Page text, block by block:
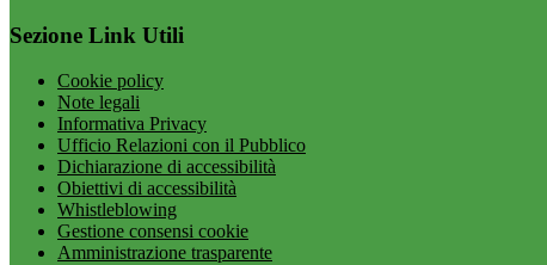
Sezione Link Utili
Cookie policy
Note legali
Informativa Privacy
Ufficio Relazioni con il Pubblico
Dichiarazione di accessibilità
Obiettivi di accessibilità
Whistleblowing
Gestione consensi cookie
Amministrazione trasparente